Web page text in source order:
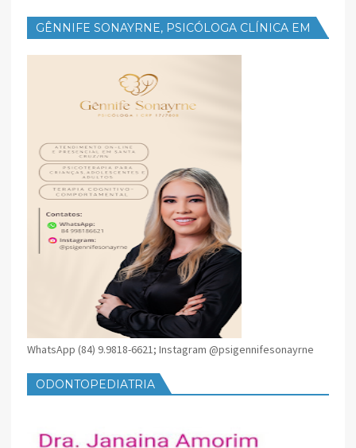
GÊNNIFE SONAYRNE, PSICÓLOGA CLÍNICA EM
WhatsApp (84) 9.9818-6621; Instagram @psigennifesonayrne
ODONTOPEDIATRIA